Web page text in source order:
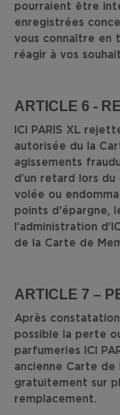
pourraient être
enregistrées
vous connaître en
réagir à vos
ARTICLE 6 -
ICI PARIS XL
autorisée du la
agissements
d’un retard lors
volée ou
points d'épargne,
l’administration
de la Carte de
ARTICLE 7 –
Après
possible la perte
parfumeries ICI
ancienne Carte de
gratuitement sur
remplacement.